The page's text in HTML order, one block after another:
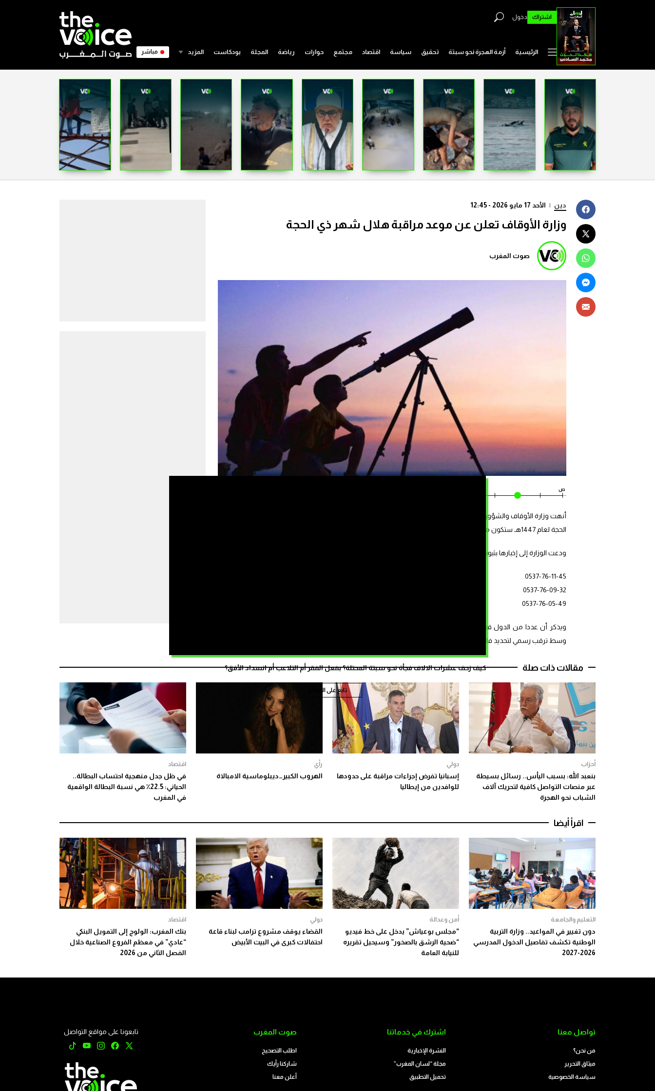
اشتراك دخول
الرئيسية أزمة الهجرة نحو سبتة تحقيق سياسة اقتصاد مجتمع حوارات رياضة المجلة بودكاست المزيد مباشر
كيف زحف عشرات الالاف فجأة نحو سبتة المحتلة؟ بفعل الفقر أم التلاعب أم انسداد الأفق؟
تابع على الموقع
دين | الأحد 17 مايو 2026 - 12:45
وزارة الأوقاف تعلن عن موعد مراقبة هلال شهر ذي الحجة
صوت المغرب
ص
أنهت وزارة الأوقاف والشؤون الإسلامية إلى القضاة ومندوبي الشؤون الإسلامية بالمملكة المغربية أن مراقبة هلال شهر ذي
الحجة لعام 1447هـ ستكون مساء اليوم الأحد 29 ذي القعدة 1447هـ، الموافق لـ17 ماي 2026م.
ودعت الوزارة إلى إخبارها بثبوت أو عدم ثبوت رؤية الهلال عبر الأرقام التالية:
0537-76-11-45
0537-76-09-32
0537-76-05-49
ويذكر أن عددا من الدول قد أعلنت تحري هلال شهر ذي الحجة مساء اليوم، من بينها السعودية والإمارات وتونس وتركيا،
وسط ترقب رسمي لتحديد فاتح الشهر وموعد عيد الأضحى.
مقالات ذات صلة
أحزاب
بنعبد الله: بسبب اليأس.. رسائل بسيطة
عبر منصات التواصل كافية لتحريك آلاف
الشباب نحو الهجرة
دولي
إسبانيا تفرض إجراءات مراقبة على حدودها
للوافدين من إيطاليا
رأي
الهروب الكبير…ديبلوماسية الامبالاة
اقتصاد
في ظل جدل منهجية احتساب البطالة..
الحياني: 22.5٪ هي نسبة البطالة الواقعية
في المغرب
اقرأ أيضا
التعليم والجامعة
دون تغيير في المواعيد.. وزارة التربية
الوطنية تكشف تفاصيل الدخول المدرسي
2026-2027
أمن وعدالة
“مجلس بوعياش” يدخل على خط فيديو
“ضحية الرشق بالصخور” وسيحيل تقريره
للنيابة العامة
دولي
القضاء يوقف مشروع ترامب لبناء قاعة
احتفالات كبرى في البيت الأبيض
اقتصاد
بنك المغرب: الولوج إلى التمويل البنكي
“عادي” في معظم الفروع الصناعية خلال
الفصل الثاني من 2026
تواصل معنا
من نحن؟
ميثاق التحرير
سياسة الخصوصية
اشترك في خدماتنا
النشرة الإخبارية
مجلة “لسان المغرب”
تحميل التطبيق
صوت المغرب
اطلب التصحيح
شاركنا رأيك
أعلن معنا
تابعونا على مواقع التواصل